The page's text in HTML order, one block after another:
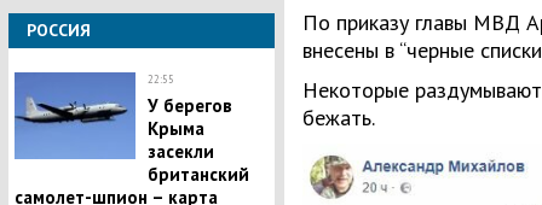
РОССИЯ
22:55
У берегов
Крыма
засекли
британский
самолет-шпион – карта
По приказу главы МВД
внесены в “черные
Некоторые
бежать.